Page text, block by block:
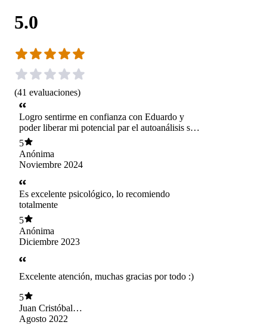
5.0
(41 evaluaciones)
Logro sentirme en confianza con Eduardo y
poder liberar mi potencial par el autoanálisis sin
miedo, sin restricciones.
5
Anónima
Noviembre 2024
Es excelente psicológico, lo recomiendo
totalmente
5
Anónima
Diciembre 2023
Excelente atención, muchas gracias por todo :)
5
Juan Cristóbal
Manríquez
Agosto 2022